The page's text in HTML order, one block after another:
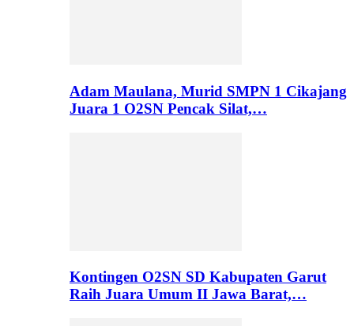
Adam Maulana, Murid SMPN 1 Cikajang
Juara 1 O2SN Pencak Silat,…
Kontingen O2SN SD Kabupaten Garut
Raih Juara Umum II Jawa Barat,…